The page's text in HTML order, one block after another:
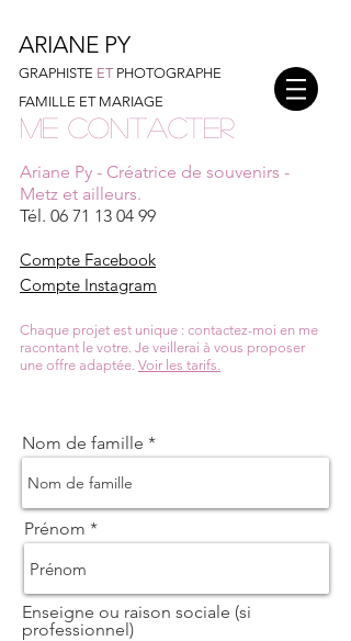
ARIANE PY
GRAPHISTE ET PHOTOGRAPHE
FAMILLE ET MARIAGE
Me Contacter​
Ariane Py - Créatrice de souvenirs -
Metz et ailleurs.
Tél. 06 71 13 04 99
Compte Facebook
Compte Instagram
Chaque projet est unique : contactez-moi en me
racontant le votre. Je veillerai à vous proposer
une offre adaptée. Voir les tarifs.
Nom de famille
Prénom
Enseigne ou raison sociale (si
professionnel)